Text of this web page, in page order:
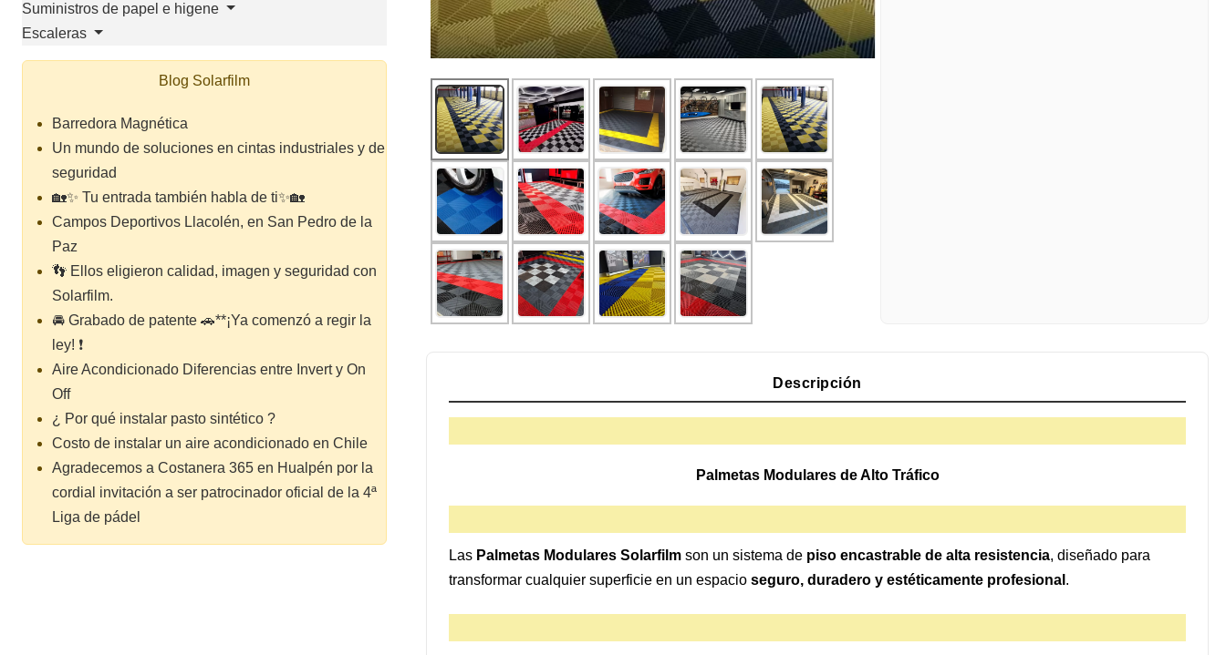
Suministros de papel e higene
Escaleras
Blog Solarfilm
Barredora Magnética
Un mundo de soluciones en cintas industriales y de
seguridad
🏡✨ Tu entrada también habla de ti✨🏡
Campos Deportivos Llacolén, en San Pedro de la
Paz
👣 Ellos eligieron calidad, imagen y seguridad con
Solarfilm.
🚘 Grabado de patente 🚗**¡Ya comenzó a regir la
ley! ❗
Aire Acondicionado Diferencias entre Invert y On
Off
¿ Por qué instalar pasto sintético ?
Costo de instalar un aire acondicionado en Chile
Agradecemos a Costanera 365 en Hualpén por la
cordial invitación a ser patrocinador oficial de la 4ª
Liga de pádel
Descripción
Palmetas Modulares de Alto Tráfico
Las Palmetas Modulares Solarfilm son un sistema de piso encastrable de alta resistencia, diseñado para
transformar cualquier superficie en un espacio seguro, duradero y estéticamente profesional .